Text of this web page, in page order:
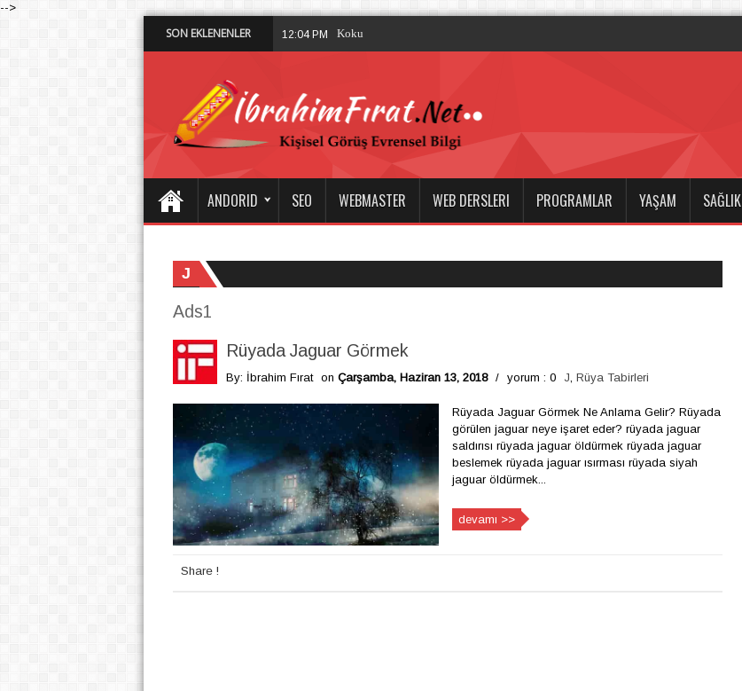
-->
SON EKLENENLER 4:52 PM Diyarbakı
ANDORID SEO WEBMASTER WEB DERSLERI PROGRAMLAR YAŞAM SAĞLIK
J
Ads1
Rüyada Jaguar Görmek
By: İbrahim Fırat on Çarşamba, Haziran 13, 2018 / yorum : 0 J Rüya Tabirleri
Rüyada Jaguar Görmek Ne Anlama Gelir? Rüyada
görülen jaguar neye işaret eder? rüyada jaguar
saldırısı rüyada jaguar öldürmek rüyada jaguar
beslemek rüyada jaguar ısırması rüyada siyah
jaguar öldürmek...
devamı >>
Share !